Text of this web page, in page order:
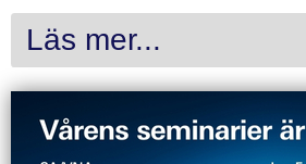
Läs mer...